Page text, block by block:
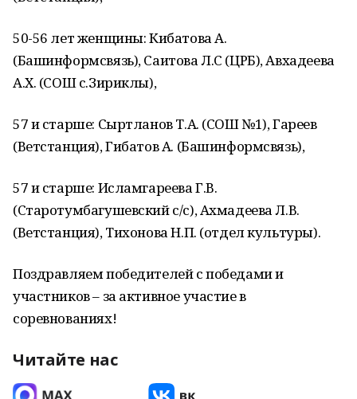
50-56 лет женщины: Кибатова А.
(Башинформсвязь), Саитова Л.С (ЦРБ), Авхадеева
А.Х. (СОШ с.Зириклы),
57 и старше: Сыртланов Т.А. (СОШ №1), Гареев
(Ветстанция), Гибатов А. (Башинформсвязь),
57 и старше: Исламгареева Г.В.
(Старотумбагушевский с/с), Ахмадеева Л.В.
(Ветстанция), Тихонова Н.П. (отдел культуры).
Поздравляем победителей с победами и
участников – за активное участие в
соревнованиях!
Читайте нас